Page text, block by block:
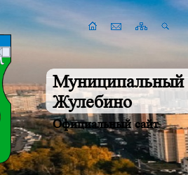
Муниципальный
Жулебино
Официальный сайт